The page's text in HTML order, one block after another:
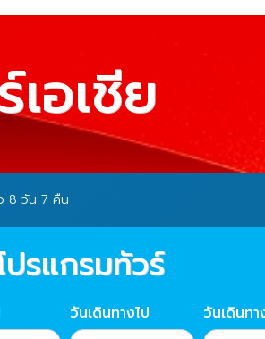
อเชีย
8 วัน 7 คืน
ปรแกรมทัวร์
วันเดินทางไป วันเดินท